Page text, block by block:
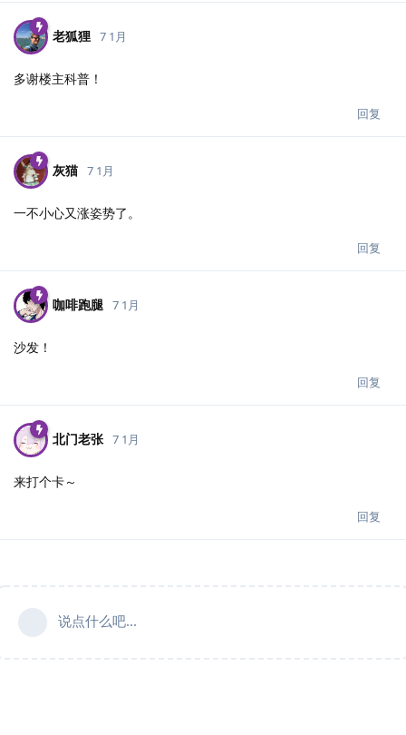
老狐狸 7 1月
多谢楼主科普！
回复
灰猫 7 1月
一不小心又涨姿势了。
回复
咖啡跑腿 7 1月
沙发！
回复
北门老张 7 1月
来打个卡～
回复
说点什么吧...